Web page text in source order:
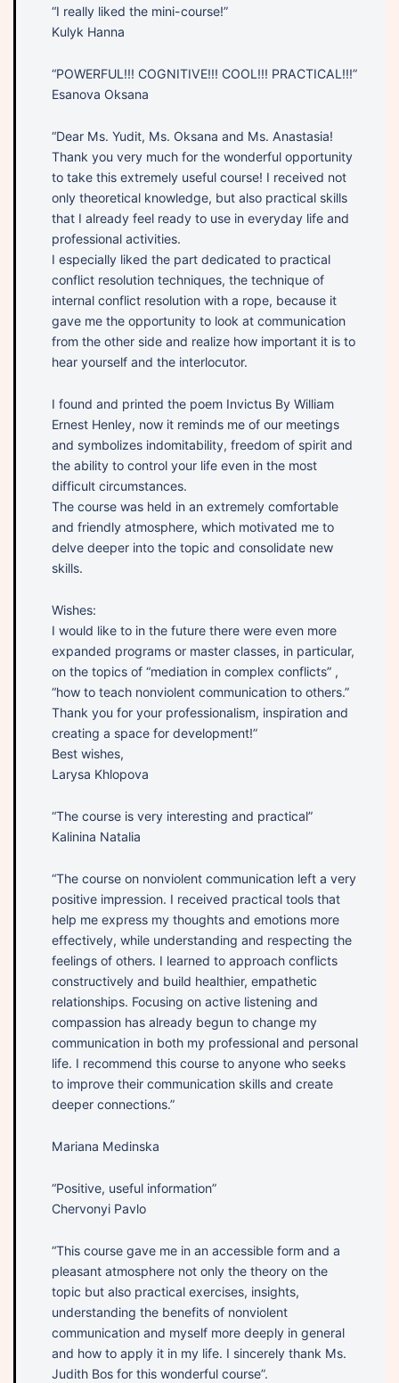
“I really liked the mini-course!”
Kulyk Hanna
“POWERFUL!!! COGNITIVE!!! COOL!!! PRACTICAL!!!”
Esanova Oksana
“Dear Ms. Yudit, Ms. Oksana and Ms. Anastasia!
Thank you very much for the wonderful opportunity
to take this extremely useful course! I received not
only theoretical knowledge, but also practical skills
that I already feel ready to use in everyday life and
professional activities.
I especially liked the part dedicated to practical
conflict resolution techniques, the technique of
internal conflict resolution with a rope, because it
gave me the opportunity to look at communication
from the other side and realize how important it is to
hear yourself and the interlocutor.
I found and printed the poem Invictus By William
Ernest Henley, now it reminds me of our meetings
and symbolizes indomitability, freedom of spirit and
the ability to control your life even in the most
difficult circumstances.
The course was held in an extremely comfortable
and friendly atmosphere, which motivated me to
delve deeper into the topic and consolidate new
skills.
Wishes:
I would like to in the future there were even more
expanded programs or master classes, in particular,
on the topics of “mediation in complex conflicts” ,
“how to teach nonviolent communication to others.”
Thank you for your professionalism, inspiration and
creating a space for development!”
Best wishes,
Larysa Khlopova
“The course is very interesting and practical”
Kalinina Natalia
“The course on nonviolent communication left a very
positive impression. I received practical tools that
help me express my thoughts and emotions more
effectively, while understanding and respecting the
feelings of others. I learned to approach conflicts
constructively and build healthier, empathetic
relationships. Focusing on active listening and
compassion has already begun to change my
communication in both my professional and personal
life. I recommend this course to anyone who seeks
to improve their communication skills and create
deeper connections.”
Mariana Medinska
“Positive, useful information”
Chervonyi Pavlo
“This course gave me in an accessible form and a
pleasant atmosphere not only the theory on the
topic but also practical exercises, insights,
understanding the benefits of nonviolent
communication and myself more deeply in general
and how to apply it in my life. I sincerely thank Ms.
Judith Bos for this wonderful course”.